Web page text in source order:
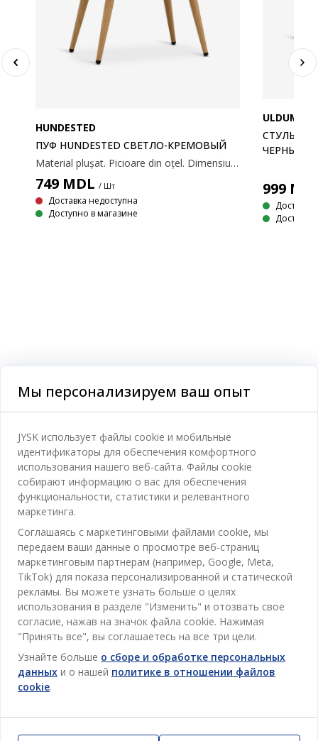
HUNDESTED
ПУФ HUNDESTED СВЕТЛО-КРЕМОВЫЙ
Material plușat. Picioare din oțel. Dimensiuni: 53x41x37 cm.
749MDL / Шт
Доставка недоступна
Доступно в магазине
ULDUM
СТУЛЬЧИК
ЧЕРНЫЙ
999
Доставка
Категории
Спальня
Ванная
Кабинет
Гостиная
Столовая
Хранение
Шторы
Для Сада
Товары для дома
Отдел обслуживания клиентов
Контакты службы поддержки клиентов
Магазины и часы работы
Акции
Пользовательское соглашение
Гарантия цены
Гарантия на продукт
Политика конфиденциальности
Скидочная карта
Преимущества для клиентов
JYSK
Про JYSK
JYSK.com
Пресса
Вакансии
Новостная рассылка
Вдохновение
JYSK BUSINESS TO BUSINESS
ОФИС
TAROL-DD S.R.L. ул.Юбилейная, 41A мун. Кишинёв,
Республика Молдова
JYSK BUSINESS TO BUSINESS (B2B)
Продажи и работа с юридическими лицами
Телефон: 060 531 531
E-mail: jysk@jysk.md
JYSK ОБСЛУЖИВАНИЕ КЛИЕНТОВ
Контактный центр для клиентов
Телефон: 022 022 030
E-mail: support@jysk.md
Следите за Jysk
Мы персонализируем ваш опыт
JYSK использует файлы cookie и мобильные
идентификаторы для обеспечения комфортного
использования нашего веб-сайта. Файлы cookie
собирают информацию о вас для обеспечения
функциональности, статистики и релевантного
маркетинга.
Соглашаясь с маркетинговыми файлами cookie, мы
передаем ваши данные о просмотре веб-страниц
маркетинговым партнерам (например, Google, Meta,
TikTok) для показа персонализированной и статической
рекламы. Вы можете узнать больше о целях
использования в разделе "Изменить" и отозвать свое
согласие, нажав на значок файла cookie. Нажимая
"Принять все", вы соглашаетесь на все три цели.
Узнайте больше о сборе и обработке персональных
данных и о нашей политике в отношении файлов
cookie.